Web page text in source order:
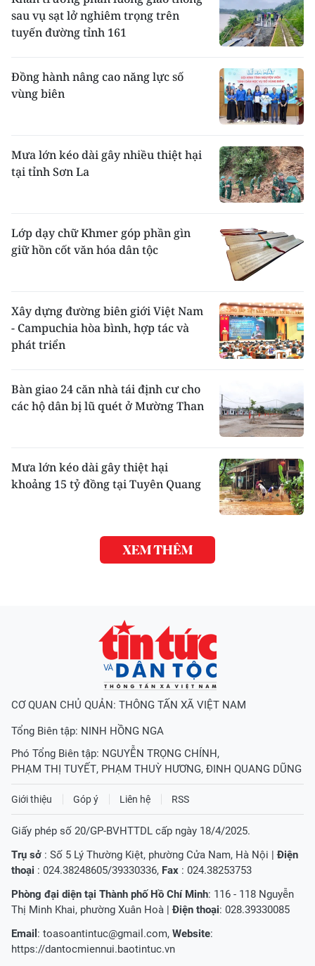
sau vụ sạt lở nghiêm trọng trên
tuyến đường tỉnh 161
Đồng hành nâng cao năng lực số
vùng biên
Mưa lớn kéo dài gây nhiều thiệt hại
tại tỉnh Sơn La
Lớp dạy chữ Khmer góp phần gìn
giữ hồn cốt văn hóa dân tộc
Xây dựng đường biên giới Việt Nam
- Campuchia hòa bình, hợp tác và
phát triển
Bàn giao 24 căn nhà tái định cư cho
các hộ dân bị lũ quét ở Mường Than
Mưa lớn kéo dài gây thiệt hại
khoảng 15 tỷ đồng tại Tuyên Quang
XEM THÊM
CƠ QUAN CHỦ QUẢN: THÔNG TẤN XÃ VIỆT NAM
Tổng Biên tập: NINH HỒNG NGA
Phó Tổng Biên tập: NGUYỄN TRỌNG CHÍNH ,
PHẠM THỊ TUYẾT, PHẠM THUỲ HƯƠNG, ĐINH QUANG DŨNG
Giới thiệu Góp ý Liên hệ RSS
Giấy phép số 20/GP-BVHTTDL cấp ngày 18/4/2025.
Trụ sở : Số 5 Lý Thường Kiệt, phường Cửa Nam, Hà Nội |Điện
thoại : 024.38248605/39330336, Fax : 024.38253753
Phòng đại diện tại Thành phố Hồ Chí Minh: 116 - 118 Nguyễn
Thị Minh Khai, phường Xuân Hoà |Điện thoại: 028.39330085
Email : toasoantintuc@gmail.com, Website:
https://dantocmiennui.baotintuc.vn